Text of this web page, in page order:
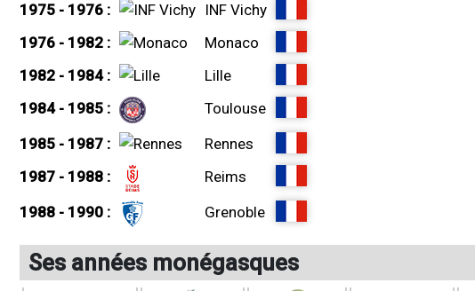
1975 - 1976 :
INF Vichy
1976 - 1982 :
Monaco
1982 - 1984 :
Lille
1984 - 1985 :
Toulouse
1985 - 1987 :
Rennes
1987 - 1988 :
Reims
1988 - 1990 :
Grenoble
Ses années monégasques